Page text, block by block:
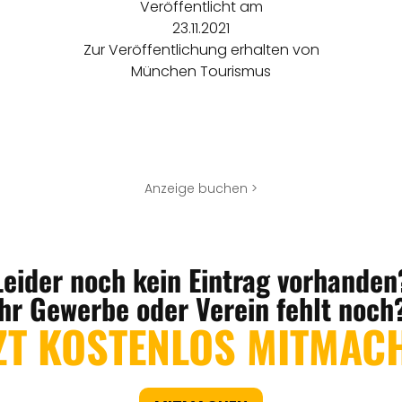
Veröffentlicht am
23.11.2021
Zur Veröffentlichung erhalten von
München Tourismus
Anzeige buchen >
noch kein Eintrag
Gewerbe oder Verein fehlt
KOSTENLOS